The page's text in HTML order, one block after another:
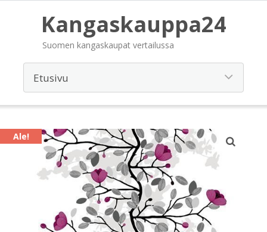
Kangaskauppa24
Suomen kangaskaupat vertailussa
Ale!